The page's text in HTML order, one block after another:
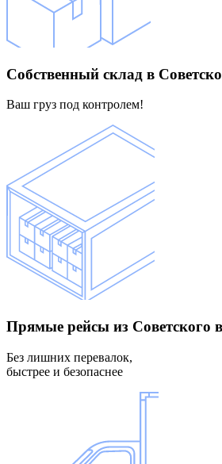
Собственный склад в
Ваш груз под контролем!
Прямые рейсы из
Без лишних перевалок,
быстрее и безопаснее